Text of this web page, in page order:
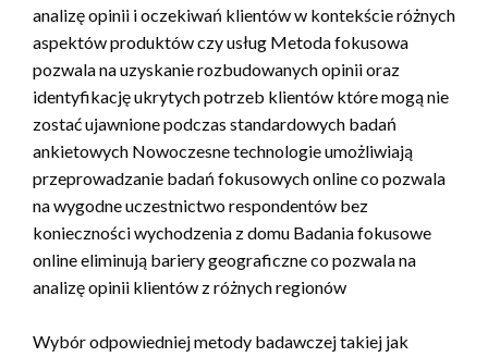
analizę opinii i oczekiwań klientów w kontekście różnych
aspektów produktów czy usług Metoda fokusowa
pozwala na uzyskanie rozbudowanych opinii oraz
identyfikację ukrytych potrzeb klientów które mogą nie
zostać ujawnione podczas standardowych badań
ankietowych Nowoczesne technologie umożliwiają
przeprowadzanie badań fokusowych online co pozwala
na wygodne uczestnictwo respondentów bez
konieczności wychodzenia z domu Badania fokusowe
online eliminują bariery geograficzne co pozwala na
analizę opinii klientów z różnych regionów
Wybór odpowiedniej metody badawczej takiej jak